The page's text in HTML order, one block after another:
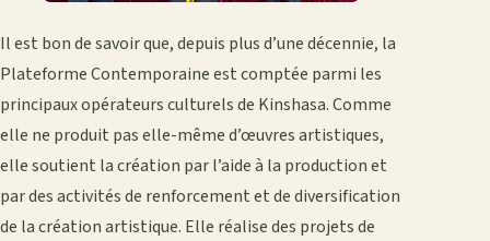
Il est bon de savoir que, depuis plus d’une décennie, la
Plateforme Contemporaine est comptée parmi les
principaux opérateurs culturels de Kinshasa. Comme
elle ne produit pas elle-même d’œuvres artistiques,
elle soutient la création par l’aide à la production et
par des activités de renforcement et de diversification
de la création artistique. Elle réalise des projets de